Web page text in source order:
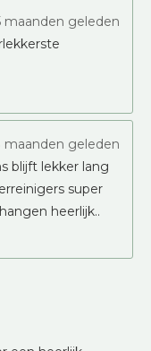
maanden geleden
maanden geleden
blijft lekker lang
super
heerlijk..